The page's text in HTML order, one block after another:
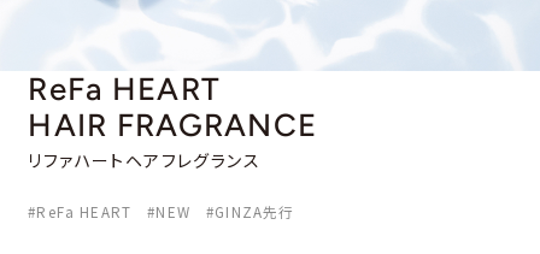
#ReFa HEART #NEW #GINZA先行
ReFa HEART
HAIR FRAGRANCE
リファハートヘアフレグランス